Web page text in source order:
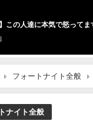
】この人達に本気で怒って
フォートナイト全般
ナイト全般